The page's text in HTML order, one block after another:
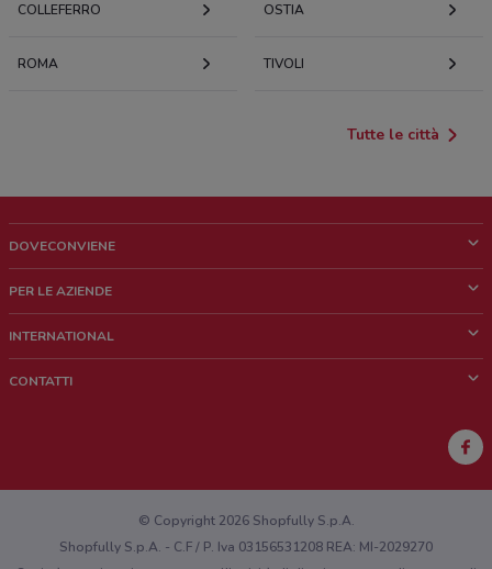
COLLEFERRO OSTIA
ROMA TIVOLI
Tutte le città
DOVECONVIENE
Chi siamo
Lavora con noi
PER LE AZIENDE
Richieste commerciali e marketing
INTERNATIONAL
CONTATTI
Hai un malfunzionamento sul web o sull'app?
© Copyright 2026 Shopfully S.p.A.
Shopfully S.p.A. - C.F / P. Iva 03156531208 REA: MI-2029270